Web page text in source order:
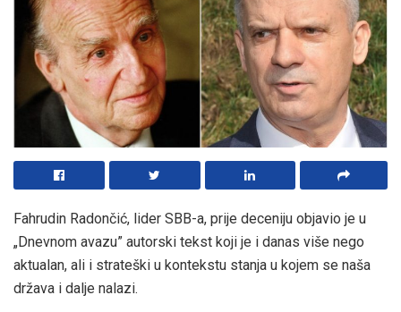
Fahrudin Radončić, lider SBB-a, prije deceniju objavio je u
„Dnevnom avazu” autorski tekst koji je i danas više nego
aktualan, ali i strateški u kontekstu stanja u kojem se naša
država i dalje nalazi.